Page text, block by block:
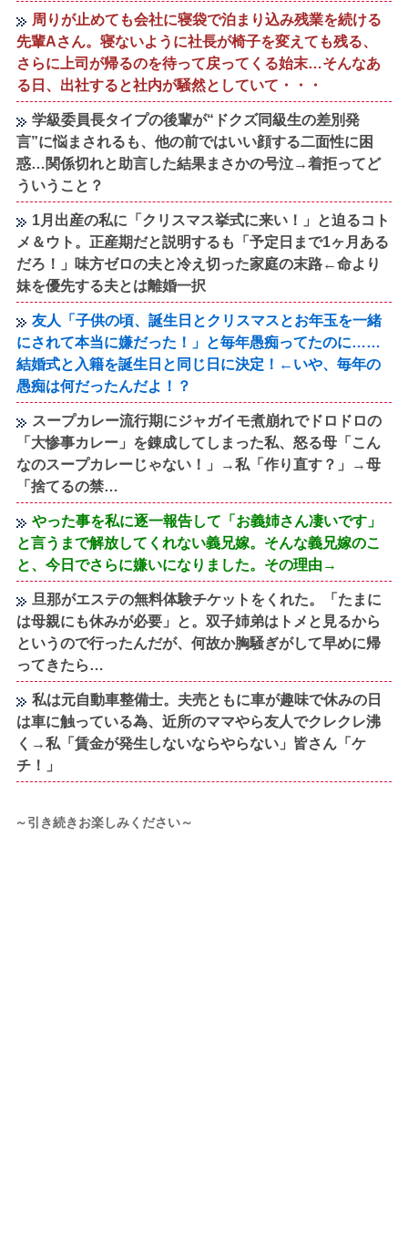
周りが止めても会社に寝袋で泊まり込み残業を続ける
先輩Aさん。寝ないように社長が椅子を変えても残る、
さらに上司が帰るのを待って戻ってくる始末…そんなあ
る日、出社すると社内が騒然としていて・・・
学級委員長タイプの後輩が“ドクズ同級生の差別発
言”に悩まされるも、他の前ではいい顔する二面性に困
惑…関係切れと助言した結果まさかの号泣→着拒ってど
ういうこと？
1月出産の私に「クリスマス挙式に来い！」と迫るコト
メ＆ウト。正産期だと説明するも「予定日まで1ヶ月ある
だろ！」味方ゼロの夫と冷え切った家庭の末路←命より
妹を優先する夫とは離婚一択
友人「子供の頃、誕生日とクリスマスとお年玉を一緒
にされて本当に嫌だった！」と毎年愚痴ってたのに……
結婚式と入籍を誕生日と同じ日に決定！←いや、毎年の
愚痴は何だったんだよ！？
スープカレー流行期にジャガイモ煮崩れでドロドロの
「大惨事カレー」を錬成してしまった私、怒る母「こん
なのスープカレーじゃない！」→私「作り直す？」→母
「捨てるの禁…
やった事を私に逐一報告して「お義姉さん凄いです」
と言うまで解放してくれない義兄嫁。そんな義兄嫁のこ
と、今日でさらに嫌いになりました。その理由→
旦那がエステの無料体験チケットをくれた。「たまに
は母親にも休みが必要」と。双子姉弟はトメと見るから
というので行ったんだが、何故か胸騒ぎがして早めに帰
ってきたら…
私は元自動車整備士。夫売ともに車が趣味で休みの日
は車に触っている為、近所のママやら友人でクレクレ沸
く→私「賃金が発生しないならやらない」皆さん「ケ
チ！」
～引き続きお楽しみください～